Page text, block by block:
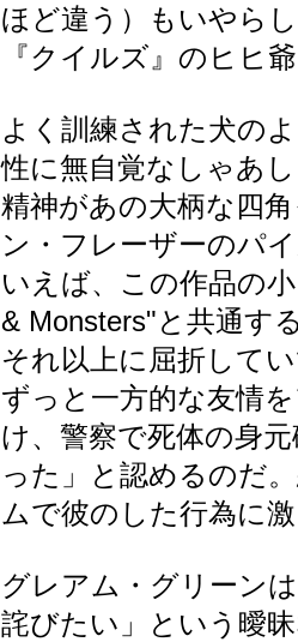
ほど違う）もいやら
『クイルズ』のヒヒ
よく訓練された犬の
性に無自覚なしゃあ
精神があの大柄な四
ン・フレーザーのパ
いえば、この作品の
& Monsters"と共通す
それ以上に屈折して
ずっと一方的な友情
け、警察で死体の身
った」と認めるのだ
ムで彼のした行為に
グレアム・グリーン
詫びたい」という曖